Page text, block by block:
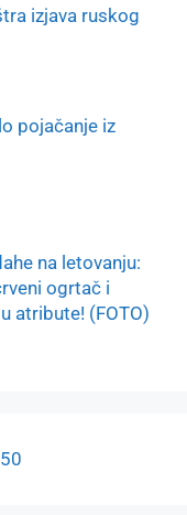
izjava ruskog
pojačanje iz
na letovanju:
ogrtač i
atribute! (FOTO)